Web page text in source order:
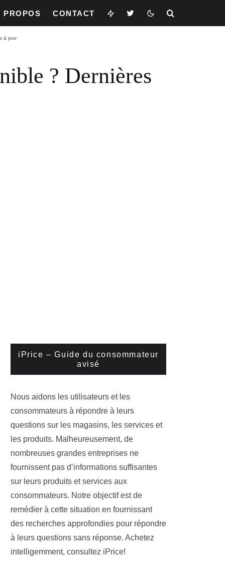
PROPOS CONTACT
à jour
? Dernières
iPrice – Guide du consommateur
avisé
Nous aidons les utilisateurs et les
consommateurs à répondre à leurs
questions sur les magasins, les services et
les produits. Malheureusement, de
nombreuses grandes entreprises ne
fournissent pas d’informations suffisantes
sur leurs produits et services aux
consommateurs. Notre objectif est de
remédier à cette situation en fournissant
des recherches approfondies pour répondre
à leurs questions sans réponse. Achetez
intelligemment, consultez iPrice!